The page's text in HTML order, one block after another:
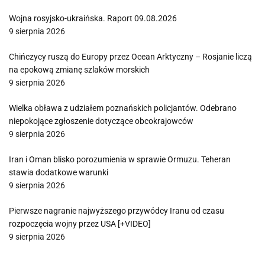
Wojna rosyjsko-ukraińska. Raport 09.08.2026
9 sierpnia 2026
Chińczycy ruszą do Europy przez Ocean Arktyczny – Rosjanie liczą
na epokową zmianę szlaków morskich
9 sierpnia 2026
Wielka obława z udziałem poznańskich policjantów. Odebrano
niepokojące zgłoszenie dotyczące obcokrajowców
9 sierpnia 2026
Iran i Oman blisko porozumienia w sprawie Ormuzu. Teheran
stawia dodatkowe warunki
9 sierpnia 2026
Pierwsze nagranie najwyższego przywódcy Iranu od czasu
rozpoczęcia wojny przez USA [+VIDEO]
9 sierpnia 2026